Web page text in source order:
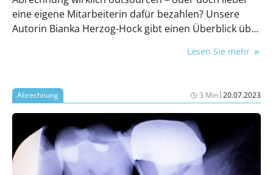
eine eigene Mitarbeiterin dafür bezahlen? Unsere
Autorin Bianka Herzog-Hock gibt einen Überblick über
Lesen Sie mehr
Abrechnung 3 Min|20.07.2023